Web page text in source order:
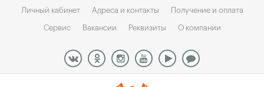
Личный кабинет Адреса и контакты Получение и оплата
Сервис Вакансии Реквизиты О компании